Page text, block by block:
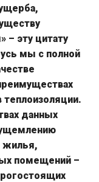
– эту цитату
мы с полной
теплоизоляции.
данных
жилья,
помещений –